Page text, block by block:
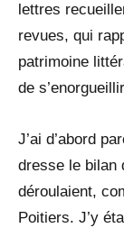
lettres
revues, qui
patrimoine
de
J’ai d’abord
dresse le bilan
déroulaient,
Poitiers. J’y